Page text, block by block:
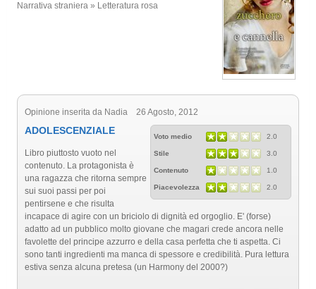
Narrativa straniera » Letteratura rosa
Opinione inserita da Nadia 26 Agosto, 2012
Voto medio 2.0
Stile 3.0
Contenuto 1.0
Piacevolezza 2.0
ADOLESCENZIALE
Libro piuttosto vuoto nel
contenuto. La protagonista è
una ragazza che ritorna sempre
sui suoi passi per poi
pentirsene e che risulta
incapace di agire con un briciolo di dignità ed orgoglio. E' (forse)
adatto ad un pubblico molto giovane che magari crede ancora nelle
favolette del principe azzurro e della casa perfetta che ti aspetta. Ci
sono tanti ingredienti ma manca di spessore e credibilità. Pura lettura
estiva senza alcuna pretesa (un Harmony del 2000?)